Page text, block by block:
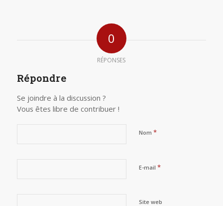
0
RÉPONSES
Répondre
Se joindre à la discussion ?
Vous êtes libre de contribuer !
Nom *
E-mail *
Site web